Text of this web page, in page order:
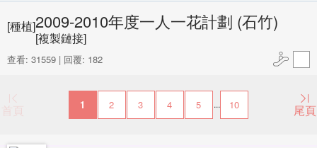
›
查看: 31559 | 回覆: 182
[種植]2009-2010年度一人一花計劃 (石竹)
[複製鏈接]
首頁 1 2 3 4 5 ... 10 尾頁